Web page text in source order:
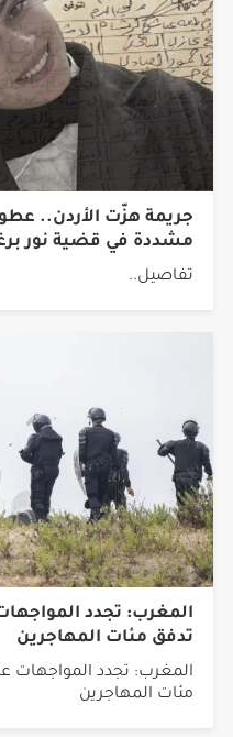
جريمة هزّت الأردن..
مشددة في قضية نور
تفاصيل..
المغرب: تجدد
تدفق مئات المهاجرين
المغرب: تجدد المواجهات
مئات المهاجرين